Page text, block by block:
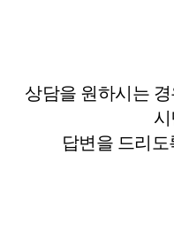
상담을 원하시는
시
답변을 드리